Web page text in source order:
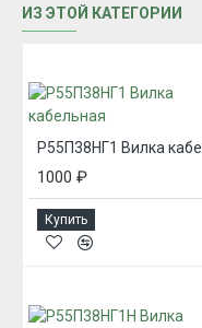
ИЗ ЭТОЙ КАТЕГОРИИ
1000 ₽
Купить